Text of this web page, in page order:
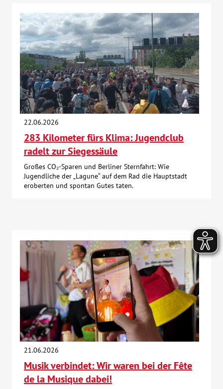
22.06.2026
283 Kilometer fürs Klima: Jugendclub
radelt zur Siegessäule
Großes CO₂-Sparen und Berliner Sternfahrt: Wie
Jugendliche der „Lagune“ auf dem Rad die Hauptstadt
eroberten und spontan Gutes taten.
21.06.2026
Musik verbindet: Wir waren bei der Fête
de la Musique dabei!